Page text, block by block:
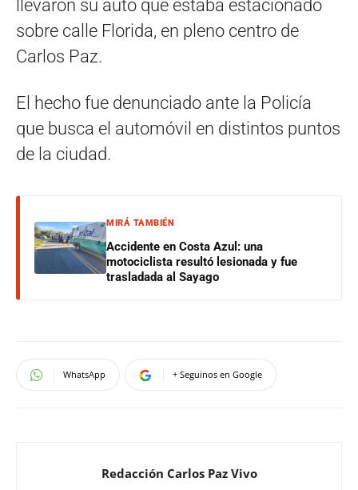
llevaron su auto que estaba estacionado
sobre calle Florida, en pleno centro de
Carlos Paz.
El hecho fue denunciado ante la Policía
que busca el automóvil en distintos puntos
de la ciudad.
MIRÁ TAMBIÉN
Accidente en Costa Azul: una
motociclista resultó lesionada y fue
trasladada al Sayago
WhatsApp + Seguinos en Google
Redacción Carlos Paz Vivo